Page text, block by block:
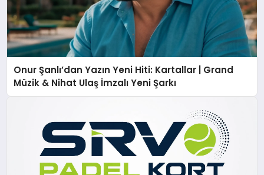
Onur Şanlı’dan Yazın Yeni Hiti: Kartallar | Grand
Müzik & Nihat Ulaş İmzalı Yeni Şarkı